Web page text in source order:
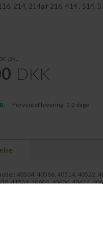
214, 214air 216, 414 , 514,
pk.:
DKK
Forventet levering: 1-2 dage
40504, 40506, 40514, 40522,
41534, 40604, 40606, 40614,
41634, 114, 114air, 116, 116air,
OilFree, 416air, 514, 514air, 516,